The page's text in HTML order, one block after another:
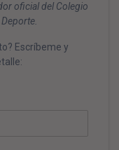
oficial del Colegio
Escríbeme y